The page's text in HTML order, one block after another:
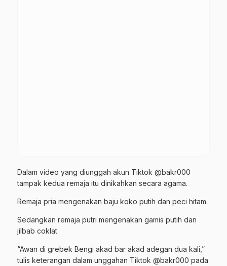
Dalam video yang diunggah akun Tiktok @bakr000
tampak kedua remaja itu dinikahkan secara agama.
Remaja pria mengenakan baju koko putih dan peci hitam.
Sedangkan remaja putri mengenakan gamis putih dan
jilbab coklat.
“Awan di grebek Bengi akad bar akad adegan dua kali,”
tulis keterangan dalam unggahan Tiktok @bakr000 pada